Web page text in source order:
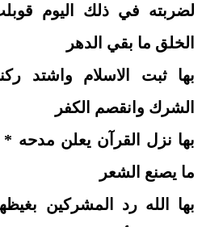
لضربته في ذلك اليوم
الخلق ما بقي الدهر
بها ثبت الاسلام واشتد
الشرك وانقصم الكفر
بها نزل القرآن يعلن مدحه *
ما يصنع الشعر
بها الله رد المشركين